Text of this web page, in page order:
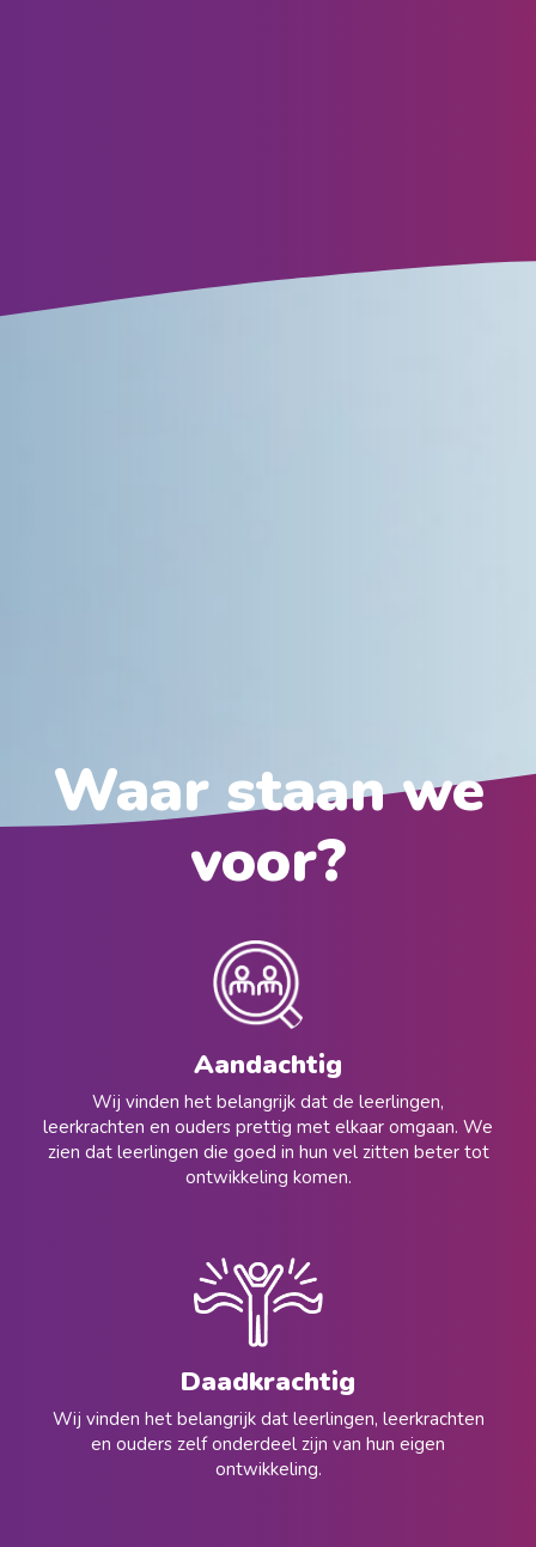
Waar staan we
voor?
Aandachtig
Wij vinden het belangrijk dat de leerlingen,
leerkrachten en ouders prettig met elkaar omgaan. We
zien dat leerlingen die goed in hun vel zitten beter tot
ontwikkeling komen.
Daadkrachtig
Wij vinden het belangrijk dat leerlingen, leerkrachten
en ouders zelf onderdeel zijn van hun eigen
ontwikkeling.